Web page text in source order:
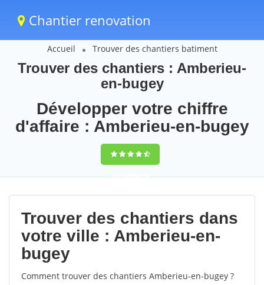
Chantier renovation
Accueil Trouver des chantiers batiment
Trouver des chantiers : Amberieu-
en-bugey
Développer votre chiffre
d'affaire : Amberieu-en-bugey
9,5(100%)70
votes
Trouver des chantiers dans
votre ville : Amberieu-en-
bugey
Comment trouver des chantiers Amberieu-en-bugey ?